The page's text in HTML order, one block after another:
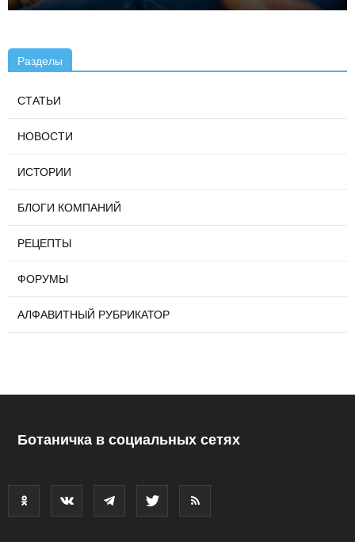
Разделы
СТАТЬИ
НОВОСТИ
ИСТОРИИ
БЛОГИ КОМПАНИЙ
РЕЦЕПТЫ
ФОРУМЫ
АЛФАВИТНЫЙ РУБРИКАТОР
Ботаничка в социальных сетях